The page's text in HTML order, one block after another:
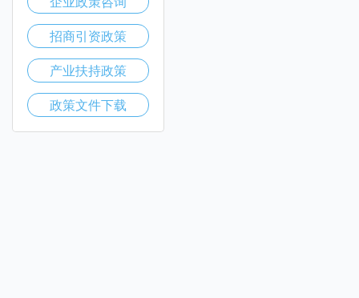
招商引资政策
产业扶持政策
政策文件下载